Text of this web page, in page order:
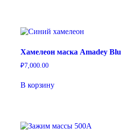
Хамелеон маска Amadey Blu
₽7,000.00
В корзину